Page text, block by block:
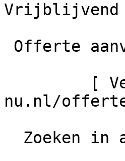
Vrijblijvend
nu.nl/